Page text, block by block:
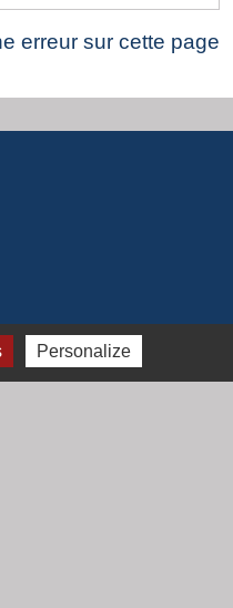
erreur sur cette page
Personalize